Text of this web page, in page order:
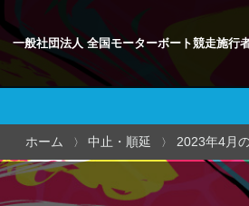
一般社団法人 全国モーターボート競走施行
ホーム 中止・順延 2023年4月